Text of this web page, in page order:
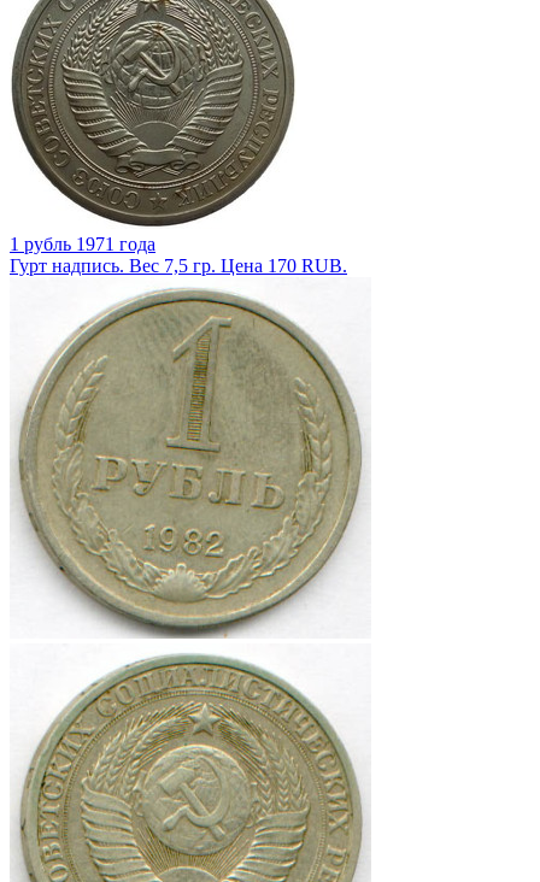
1 рубль 1971 года
Гурт надпись. Вес 7,5 гр. Цена 170 RUB.